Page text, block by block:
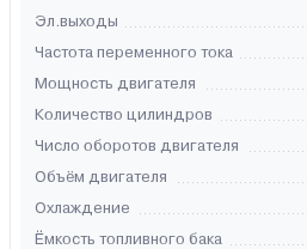
Эл.выходы
Частота переменного тока
Мощность двигателя
Количество цилиндров
Число оборотов двигателя
Объём двигателя
Охлаждение
Ёмкость топливного бака